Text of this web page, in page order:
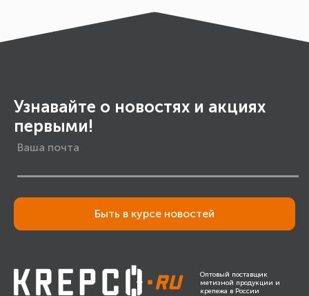
Узнавайте о новостях и акциях
первыми!
Быть в курсе новостей
Оптовый поставщик
метизной продукции и
крепежа в России